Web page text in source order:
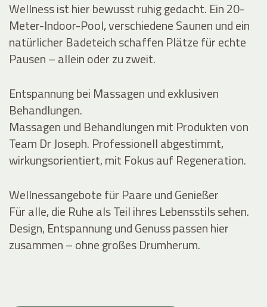
Wellness ist hier bewusst ruhig gedacht. Ein 20-
Meter-Indoor-Pool, verschiedene Saunen und ein
natürlicher Badeteich schaffen Plätze für echte
Pausen – allein oder zu zweit.
Entspannung bei Massagen und exklusiven
Behandlungen.
Massagen und Behandlungen mit Produkten von
Team Dr Joseph. Professionell abgestimmt,
wirkungsorientiert, mit Fokus auf Regeneration.
Wellnessangebote für Paare und Genießer
Für alle, die Ruhe als Teil ihres Lebensstils sehen.
Design, Entspannung und Genuss passen hier
zusammen – ohne großes Drumherum.